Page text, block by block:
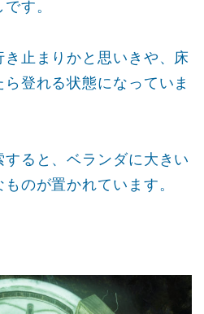
す。
止まりかと思いきや、床
登れる状態になっていま
すると、ベランダに大きい
のが置かれています。